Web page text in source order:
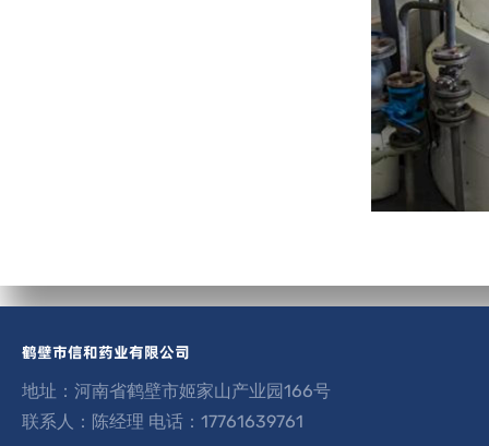
鹤壁市信和药业有限公司
地址：河南省鹤壁市姬家山产业园166号
联系人：陈经理 电话：17761639761